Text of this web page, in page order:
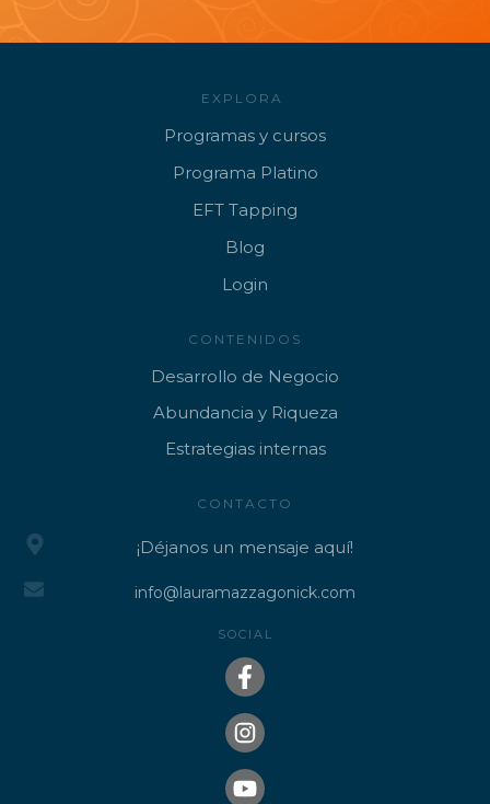
EXPLORA
Programas y cursos
Programa Platino
EFT Tapping
Blog
Login
CONTENIDOS
Desarrollo de Negocio
Abundancia y Riqueza
Estrategias internas
CONTACTO
¡Déjanos un mensaje aquí!
info@lauramazzagonick.com
SOCIAL